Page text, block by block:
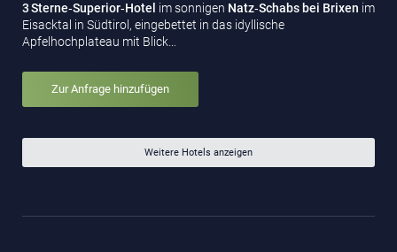
3 Sterne‑Superior‑Hotel im sonnigen Natz‑Schabs bei Brixen im
Eisacktal in Südtirol, eingebettet in das idyllische
Apfelhochplateau mit Blick…
Zur Anfrage hinzufügen
Weitere Hotels anzeigen